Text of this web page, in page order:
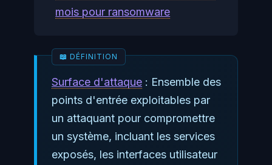
mois pour ransomware
Surface d'attaque : Ensemble des
points d'entrée exploitables par
un attaquant pour compromettre
un système, incluant les services
exposés, les interfaces utilisateur